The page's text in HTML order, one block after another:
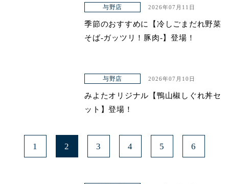
与野店 2026年07月11日
季節のおすすめに【冷しごまだれ野菜
そば-ガッツリ！豚肉-】登場！
与野店 2026年07月10日
みよたオリジナル【鴨山椒しぐれ丼セ
ット】登場！
1 2 3 4 5 6